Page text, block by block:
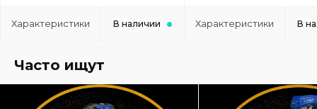
Характеристики В наличии Характеристики В
Часто ищут